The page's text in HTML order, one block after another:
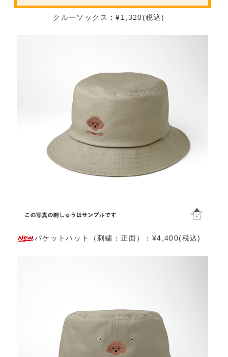
クルーソックス：¥1,320(税込)
バケットハット（刺繍：正面）：¥4,400(税込)